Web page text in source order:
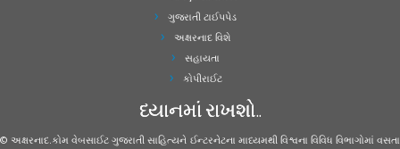
ગુજરાતી ટાઈપપેડ
અક્ષરનાદ વિશે
સહાયતા
કોપીરાઈટ
ધ્યાનમાં રાખશો..
© અક્ષરનાદ.કોમ વેબસાઈટ ગુજરાતી સાહિત્યને ઈન્ટરનેટના માધ્યમથી વિશ્વના વિવિધ વિભાગોમાં વસતા